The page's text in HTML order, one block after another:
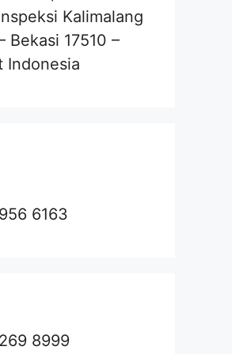
Kalimalang
Bekasi 17510 –
Indonesia
6163
8999